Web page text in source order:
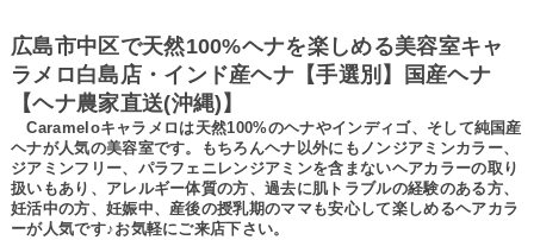
広島市中区で天然100%ヘナを楽しめる美容室キャ
ラメロ白島店・インド産ヘナ【手選別】国産ヘナ
【ヘナ農家直送(沖縄)】
Carameloキャラメロは天然100%のヘナやインディゴ、そして純国産
ヘナが人気の美容室です。もちろんヘナ以外にもノンジアミンカラー、
ジアミンフリー、パラフェニレンジアミンを含まないヘアカラーの取り
扱いもあり、アレルギー体質の方、過去に肌トラブルの経験のある方、
妊活中の方、妊娠中、産後の授乳期のママも安心して楽しめるヘアカラ
ーが人気です♪お気軽にご来店下さい。